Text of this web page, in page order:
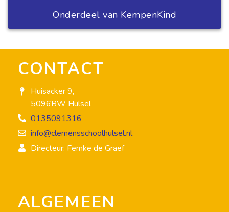
Onderdeel van KempenKind
CONTACT
Huisacker 9,
5096BW Hulsel
0135091316
info@clemensschoolhulsel.nl
Directeur: Femke de Graef
ALGEMEEN